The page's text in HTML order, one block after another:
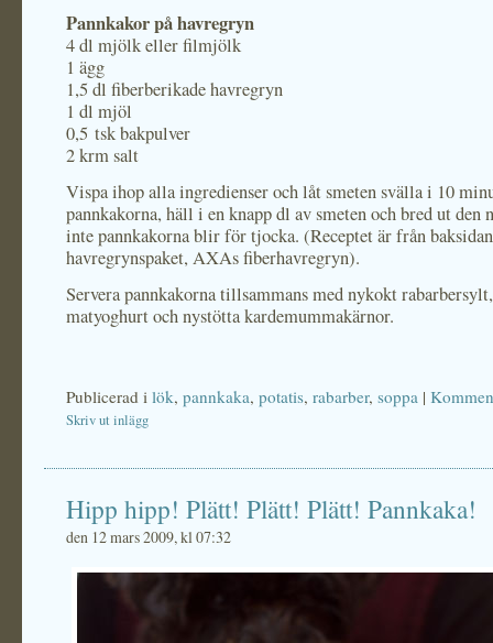
Pannkakor på havregryn
4 dl mjölk eller filmjölk
1 ägg
1,5 dl fiberberikade havregryn
1 dl mjöl
0,5 tsk bakpulver
2 krm salt
Vispa ihop alla ingredienser och låt smeten svälla i 10
pannkakorna, häll i en knapp dl av smeten och bred ut den
inte pannkakorna blir för tjocka. (Receptet är från
havregrynspaket, AXAs fiberhavregryn).
Servera pannkakorna tillsammans med nykokt
matyoghurt och nystötta kardemummakärnor.
Publicerad i lök, pannkaka, potatis, rabarber, soppa |
Skriv ut inlägg
Hipp hipp! Plätt! Plätt! Plätt! Pannkaka!
den 12 mars 2009, kl 07:32